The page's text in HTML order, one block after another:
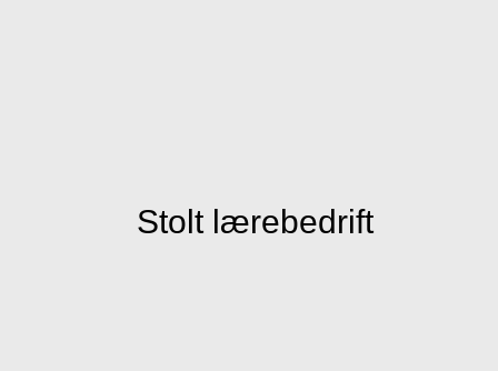
Stolt lærebedrift